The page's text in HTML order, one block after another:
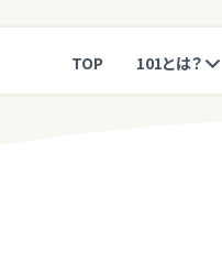
TOP 101とは？